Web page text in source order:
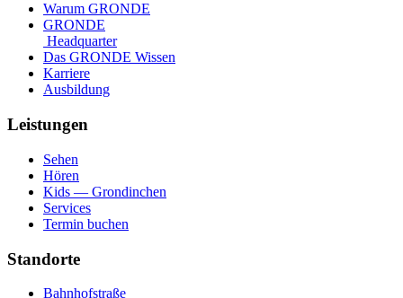
Warum GRONDE
GRONDE
Headquarter
Das GRONDE Wissen
Karriere
Ausbildung
Leistungen
Sehen
Hören
Kids — Grondinchen
Services
Termin buchen
Standorte
Bahnhofstraße